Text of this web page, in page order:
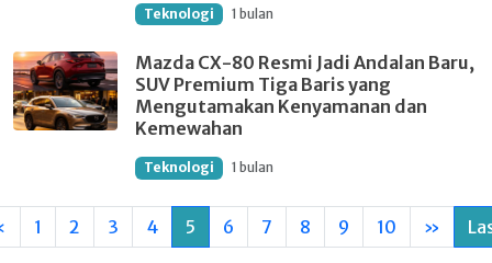
Teknologi 1 bulan
Mazda CX-80 Resmi Jadi Andalan Baru,
SUV Premium Tiga Baris yang
Mengutamakan Kenyamanan dan
Kemewahan
Teknologi 1 bulan
1 2 3 4 5 6 7 8 9 10 »